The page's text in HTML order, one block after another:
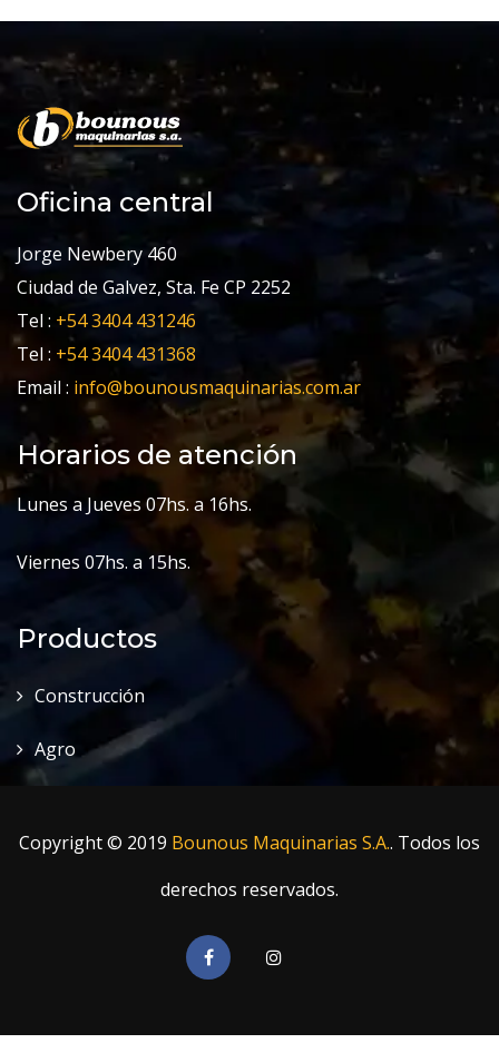
Oficina central
Jorge Newbery 460
Ciudad de Galvez, Sta. Fe CP 2252
Tel : +54 3404 431246
Tel : +54 3404 431368
Email : info@bounousmaquinarias.com.ar
Horarios de atención
Lunes a Jueves 07hs. a 16hs.
Viernes 07hs. a 15hs.
Productos
Construcción
Agro
Copyright © 2019 Bounous Maquinarias S.A.. Todos los
derechos reservados.